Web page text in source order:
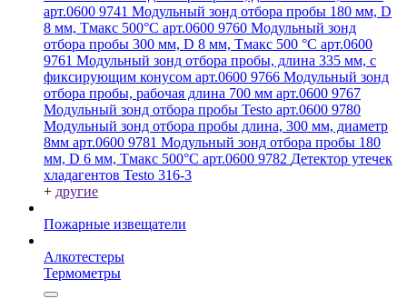
арт.0600 9741 Модульный зонд отбора пробы 180 мм, D
8 мм, Tмакс 500°С арт.0600 9760 Модульный зонд
отбора пробы 300 мм, D 8 мм, Tмакс 500 °C арт.0600
9761 Модульный зонд отбора пробы, длина 335 мм, с
фиксирующим конусом арт.0600 9766 Модульный зонд
отбора пробы, рабочая длина 700 мм арт.0600 9767
Модульный зонд отбора пробы Testo арт.0600 9780
Модульный зонд отбора пробы длина, 300 мм, диаметр
8мм арт.0600 9781 Модульный зонд отбора пробы 180
мм, D 6 мм, Tмакс 500°С арт.0600 9782 Детектор утечек
хладагентов Testo 316-3
+ другие
Пожарные извещатели
Алкотестеры
Термометры